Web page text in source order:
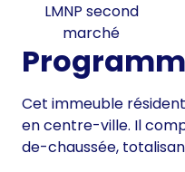
LMNP second
marché
Cet immeuble
en centre-ville. Il
de-chaussée,